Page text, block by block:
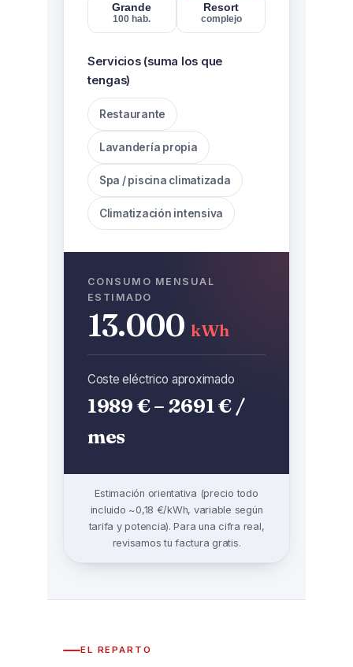
Grande
100 hab.
Resort
complejo
Servicios (suma los que
tengas)
Restaurante
Lavandería propia
Spa / piscina climatizada
Climatización intensiva
CONSUMO MENSUAL
ESTIMADO
13.000 kWh
Coste eléctrico aproximado
1989 € – 2691 € /
mes
Estimación orientativa (precio todo
incluido ~0,18 €/kWh, variable según
tarifa y potencia). Para una cifra real,
revisamos tu factura gratis.
EL REPARTO